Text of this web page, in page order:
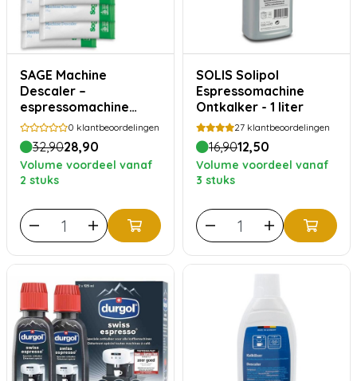
SAGE Machine
Descaler –
espressomachine
ontkalker - 12 x 25g
(SCC102)
0 klantbeoordelingen
32,9028,90
Volume voordeel vanaf
2 stuks
SOLIS Solipol
Espressomachine
Ontkalker - 1 liter
27 klantbeoordelingen
16,9012,50
Volume voordeel vanaf
3 stuks